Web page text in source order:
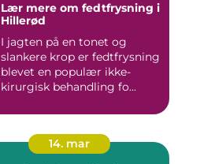
Lær mere om fedtfrysning i
Hillerød
I jagten på en tonet og
slankere krop er fedtfrysning
blevet en populær ikke-
kirurgisk behandling fo...
14. mar